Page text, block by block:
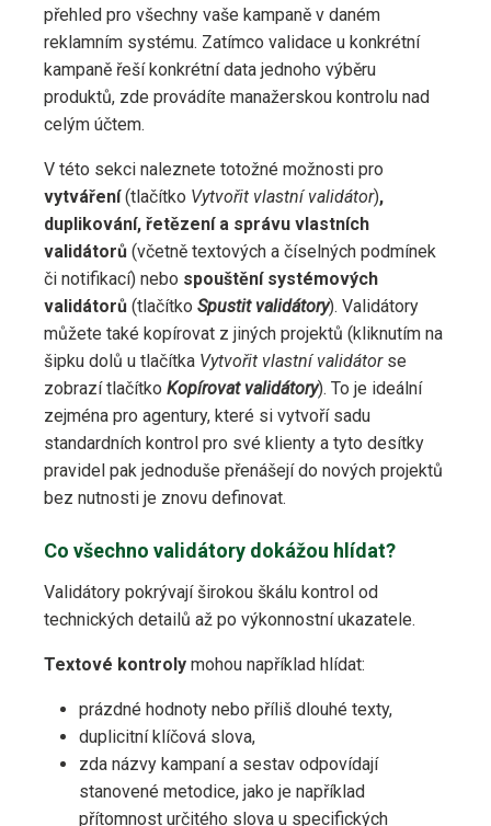
přehled pro všechny vaše kampaně v daném
reklamním systému. Zatímco validace u konkrétní
kampaně řeší konkrétní data jednoho výběru
produktů, zde provádíte manažerskou kontrolu nad
celým účtem.
V této sekci naleznete totožné možnosti pro
vytváření(tlačítko Vytvořit vlastní validátor),
duplikování, řetězení a správu vlastních
validátorů (včetně textových a číselných podmínek
či notifikací) nebo spouštění systémových
validátorů (tlačítko Spustit validátory). Validátory
můžete také kopírovat z jiných projektů (kliknutím na
šipku dolů u tlačítka Vytvořit vlastní validátorse
zobrazí tlačítko Kopírovat validátory). To je ideální
zejména pro agentury, které si vytvoří sadu
standardních kontrol pro své klienty a tyto desítky
pravidel pak jednoduše přenášejí do nových projektů
bez nutnosti je znovu definovat.
Co všechno validátory dokážou hlídat?
Validátory pokrývají širokou škálu kontrol od
technických detailů až po výkonnostní ukazatele.
Textové kontroly mohou například hlídat:
prázdné hodnoty nebo příliš dlouhé texty,
duplicitní klíčová slova,
zda názvy kampaní a sestav odpovídají
stanovené metodice, jako je například
přítomnost určitého slova u specifických